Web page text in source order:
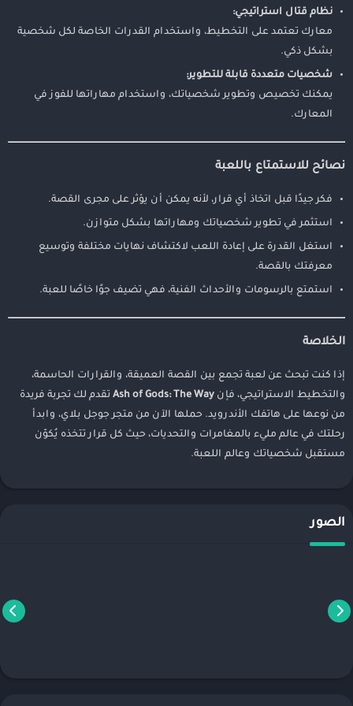
نظام قتال استراتيجي:
معارك تعتمد على التخطيط، واستخدام القدرات الخاصة لكل شخصية
بشكل ذكي.
شخصيات متعددة قابلة للتطوير:
يمكنك تخصيص وتطوير شخصياتك، واستخدام مهاراتها للفوز في
المعارك.
نصائح للاستمتاع باللعبة
فكر جيدًا قبل اتخاذ أي قرار، لأنه يمكن أن يؤثر على مجرى القصة.
استثمر في تطوير شخصياتك ومهاراتها بشكل متوازن.
استغل القدرة على إعادة اللعب لاكتشاف نهايات مختلفة وتوسيع
معرفتك بالقصة.
استمتع بالرسومات والأحداث الفنية، فهي تضيف جوًا خاصًا للعبة.
الخلاصة
إذا كنت تبحث عن لعبة تجمع بين القصة العميقة، والقرارات الحاسمة،
والتخطيط الاستراتيجي، فإن Ash of Gods: The Way تقدم لك تجربة فريدة
من نوعها على هاتفك الأندرويد. حملها الآن من متجر جوجل بلاي، وابدأ
رحلتك في عالم مليء بالمغامرات والتحديات، حيث كل قرار تتخذه يُكوّن
مستقبل شخصياتك وعالم اللعبة.
الصور